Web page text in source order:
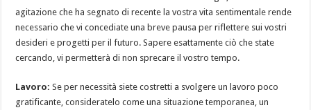
agitazione che ha segnato di recente la vostra vita sentimentale rende
necessario che vi concediate una breve pausa per riflettere sui vostri
desideri e progetti per il futuro. Sapere esattamente ciò che state
cercando, vi permetterà di non sprecare il vostro tempo.
Lavoro: Se per necessità siete costretti a svolgere un lavoro poco
gratificante, consideratelo come una situazione temporanea, un